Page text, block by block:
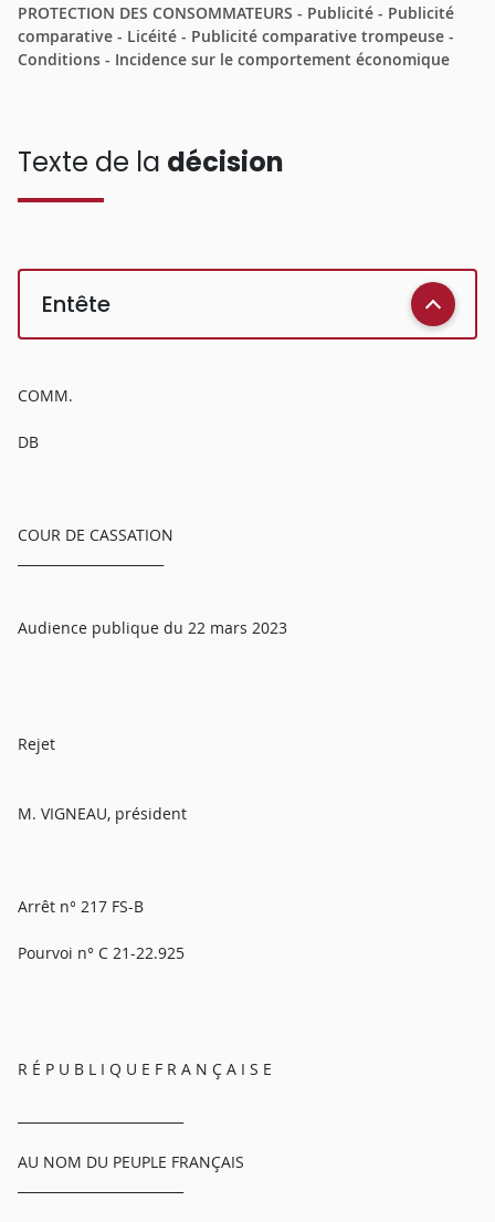
PROTECTION DES CONSOMMATEURS - Publicité - Publicité
comparative - Licéité - Publicité comparative trompeuse -
Conditions - Incidence sur le comportement économique
Texte de la décision
Entête
COMM.
DB
COUR DE CASSATION
Audience publique du 22 mars 2023
Rejet
M. VIGNEAU, président
Arrêt n° 217 FS-B
Pourvoi n° C 21-22.925
R É P U B L I Q U E F R A N Ç A I S E
AU NOM DU PEUPLE FRANÇAIS